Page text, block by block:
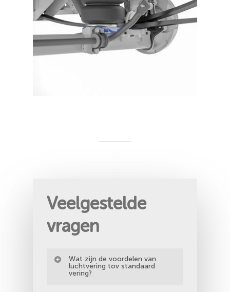
Veelgestelde
vragen
Wat zijn de voordelen van
luchtvering tov standaard
vering?